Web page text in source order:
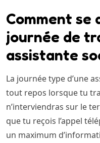
Comment se
journée de
assistante
La journée type d’une
tout repos lorsque tu
n’interviendras sur le
que tu reçois l’appel
un maximum